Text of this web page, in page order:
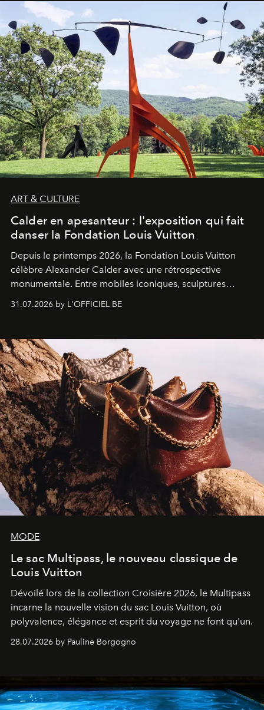
ART & CULTURE
Calder en apesanteur : l'exposition qui fait
danser la Fondation Louis Vuitton
Depuis le printemps 2026, la Fondation Louis Vuitton
célèbre Alexander Calder avec une rétrospective
monumentale. Entre mobiles iconiques, sculptures
américain investit les espaces imaginés par Frank Gehry
sculpture.
31.07.2026 by L'OFFICIEL BE
MODE
Le sac Multipass, le nouveau classique de
Louis Vuitton
Dévoilé lors de la collection Croisière 2026, le Multipass
incarne la nouvelle vision du sac Louis Vuitton, où
polyvalence, élégance et esprit du voyage ne font qu'un.
28.07.2026 by Pauline Borgogno